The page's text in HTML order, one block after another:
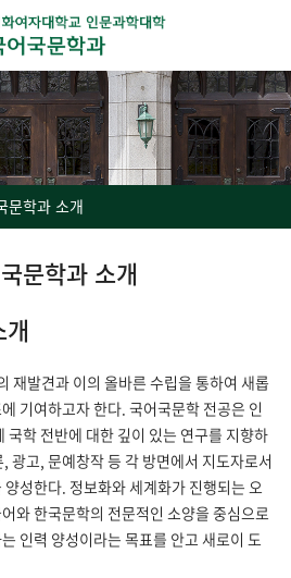
문학과 소개
문학과 소개
재발견과 이의 올바른 수립을 통하여 새롭
기여하고자 한다. 국어국문학 전공은 인
국학 전반에 대한 깊이 있는 연구를 지향하
광고, 문예창작 등 각 방면에서 지도자로서
성한다. 정보화와 세계화가 진행되는 오
와 한국문학의 전문적인 소양을 중심으로
인력 양성이라는 목표를 안고 새로이 도